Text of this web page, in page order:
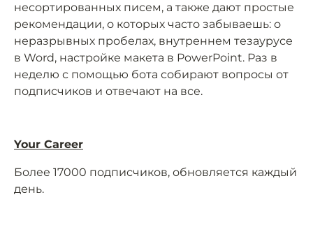
несортированных писем, а также дают простые
рекомендации, о которых часто забываешь: о
неразрывных пробелах, внутреннем тезаурусе
в Word, настройке макета в PowerPoint. Раз в
неделю с помощью бота собирают вопросы от
подписчиков и отвечают на все.
Your Сareer
Более 17000 подписчиков, обновляется каждый
день.